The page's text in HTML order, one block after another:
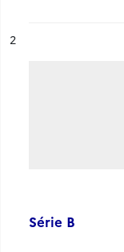
n°
2
Série B